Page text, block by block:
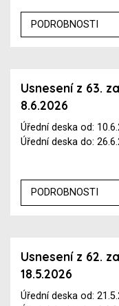
PODROBNOSTI
Usnesení z 63.
8.6.2026
Úřední deska od:
Úřední deska do:
PODROBNOSTI
Usnesení z 62.
18.5.2026
Úřední deska od: